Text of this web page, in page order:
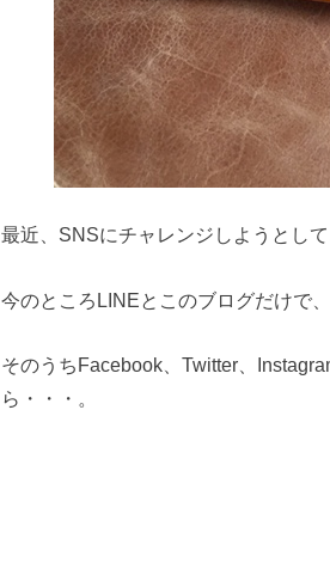
最近、SNSにチャレンジしようとし
今のところLINEとこのブログだけで
そのうちFacebook、Twitter、
ら・・・。